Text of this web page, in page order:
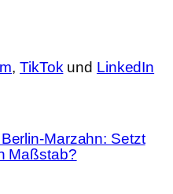
,TikTokund LinkedIn
Marzahn: Setzt
Maßstab?